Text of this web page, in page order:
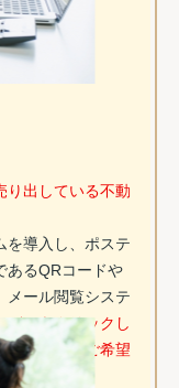
り出している不動
を導入し、ポステ
あるQRコードや
メール閲覧システ
どこをクリックし
どを練り、ご希望